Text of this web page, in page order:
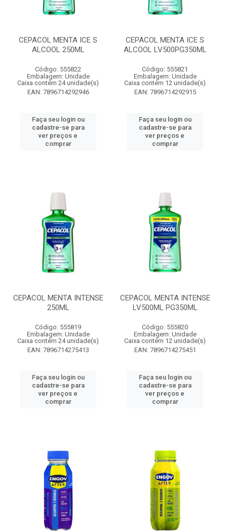
CEPACOL MENTA ICE S
ALCOOL 250ML
Código: 555822
Embalagem: Unidade
Caixa contém 24 unidade(s)
EAN: 7896714292946
Faça seu login ou
cadastre-se para
ver preços e
comprar
CEPACOL MENTA ICE S
ALCOOL LV500PG350ML
Código: 555821
Embalagem: Unidade
Caixa contém 12 unidade(s)
EAN: 7896714292915
Faça seu login ou
cadastre-se para
ver preços e
comprar
CEPACOL MENTA INTENSE
250ML
Código: 555819
Embalagem: Unidade
Caixa contém 24 unidade(s)
EAN: 7896714275413
Faça seu login ou
cadastre-se para
ver preços e
comprar
CEPACOL MENTA INTENSE
LV500ML PG350ML
Código: 555820
Embalagem: Unidade
Caixa contém 12 unidade(s)
EAN: 7896714275451
Faça seu login ou
cadastre-se para
ver preços e
comprar